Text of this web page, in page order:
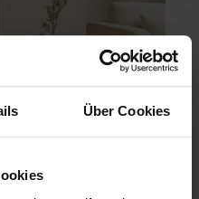
Über Cookies
muss